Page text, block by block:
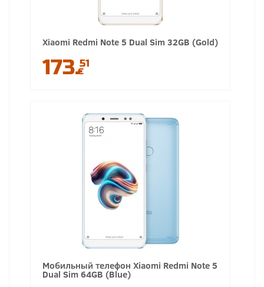
Xiaomi Redmi Note 5 Dual Sim 32GB (Gold)
173.51
€
Мобильный телефон Xiaomi Redmi Note 5
Dual Sim 64GB (Blue)